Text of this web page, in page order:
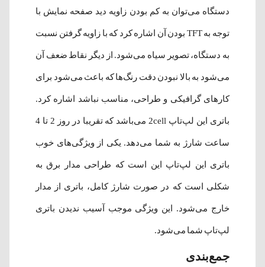
دستگاه می‌توان به کم بودن زاویه دید صفحه نمایش با
توجه به TFT بودن آن اشاره کرد که با زاویه گرفتن نسبت
به دستگاه، تصویر سیاه می‌شود. از دیگر نقاط ضعف آن
می‌شود به بالا نبودن دقت رنگ‌ها که باعث می‌شود برای
کارهای گرافیکی و طراحی، مناسب نباشد اشاره کرد.
باتری این لپ‌تاپ 2cell می‌باشد که تقریبا در روز 2 تا 4
ساعت شارژ به شما می‌دهد. یکی از ویژگی‌های خوب
باتری این لپ‌تاپ این است که طراحی مدار برق به
شکلی است که در صورت شارژ کامل، باتری از مدار
خارج می‌شود. این ویژگی موجب آسیب ندیدن باتری
لپ‌تاپ شما می‌شود.
جمع‌بندی